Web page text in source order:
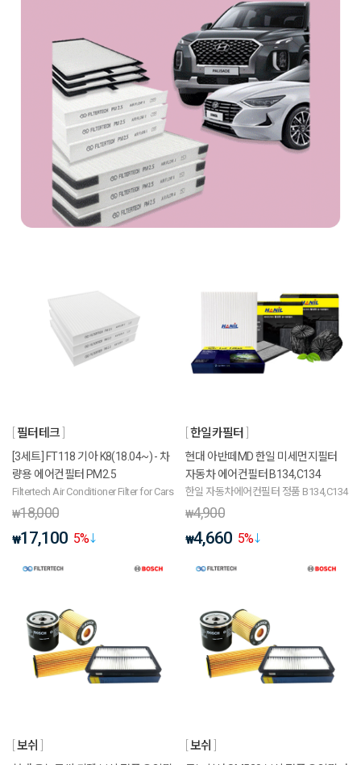
필터테크
[3세트] FT118 기아 K8(18.04~) - 차
량용 에어컨필터 PM2.5
Filtertech Air Conditioner Filter for Cars
₩18,000
₩17,100 5%
한일카필터
현대 아반떼MD 한일 미세먼지필터
자동차 에어컨필터 B134,C134
한일 자동차에어컨필터 정품 B134,C134
₩4,900
₩4,660 5%
보쉬 보쉬